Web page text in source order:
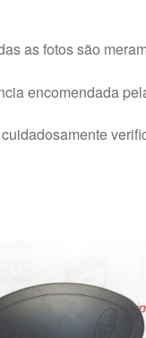
as fotos são
encomendada